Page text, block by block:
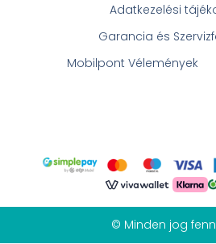
Adatkezelési
Garancia és
Mobilpont Vélemények
© Minden jog